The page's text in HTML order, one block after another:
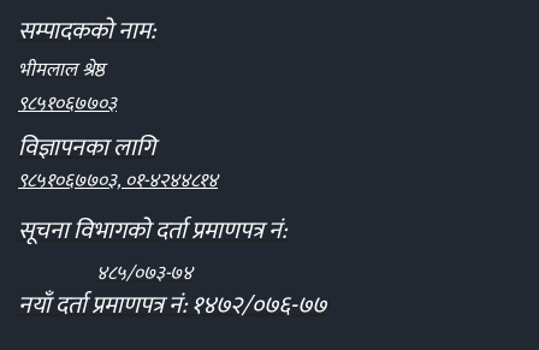
सम्पादकको नाम:
भीमलाल श्रेष्ठ
९८५१०६७७०३
विज्ञापनका लागि
९८५१०६७७०३, ०१-४२४४८१४
सूचना विभागको दर्ता प्रमाणपत्र नं:
४८५/०७३-७४
नयाँ दर्ता प्रमाणपत्र नं: १४७२/०७६-७७